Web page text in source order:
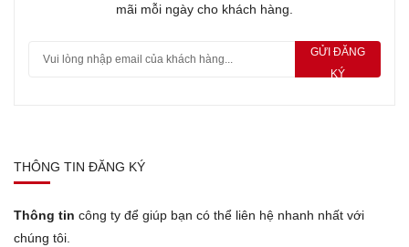
mãi mỗi ngày cho khách hàng.
GỬI ĐĂNG
KÝ
THÔNG TIN ĐĂNG KÝ
Thông tin công ty để giúp bạn có thể liên hệ nhanh nhất với
chúng tôi.